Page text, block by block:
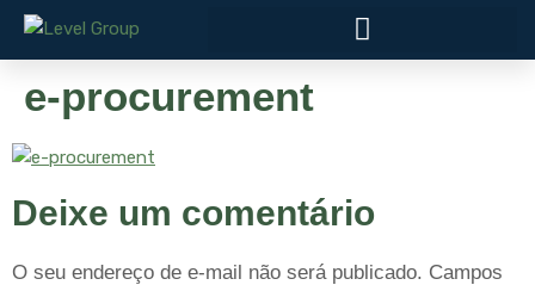
e-procurement
Deixe um comentário
O seu endereço de e-mail não será publicado. Campos